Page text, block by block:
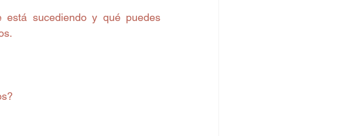
sucediendo y qué puedes